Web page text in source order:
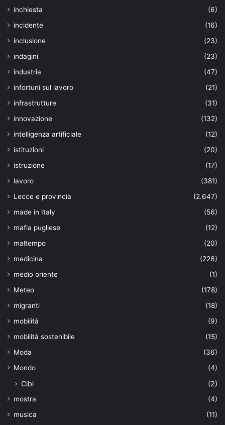
inchiesta
(6)
incidente
(16)
inclusione
(23)
indagini
(23)
industria
(47)
infortuni sul lavoro
(21)
infrastrutture
(31)
innovazione
(132)
intelligenza artificiale
(12)
istituzioni
(20)
istruzione
(17)
lavoro
(381)
Lecce e provincia
(2.647)
made in Italy
(56)
mafia pugliese
(12)
maltempo
(20)
medicina
(226)
medio oriente
(1)
Meteo
(178)
migranti
(18)
mobilità
(9)
mobilità sostenibile
(15)
Moda
(36)
Mondo
(4)
Cibi (2)
mostra
(4)
musica
(11)